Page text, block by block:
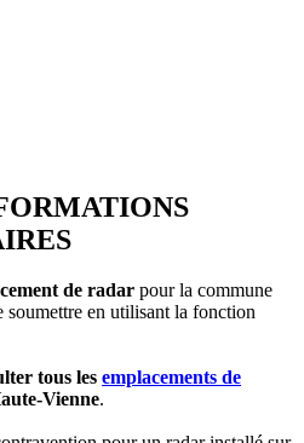
de radar pour la commune
soumettre en utilisant la fonction
tous les emplacements de
Vienne.